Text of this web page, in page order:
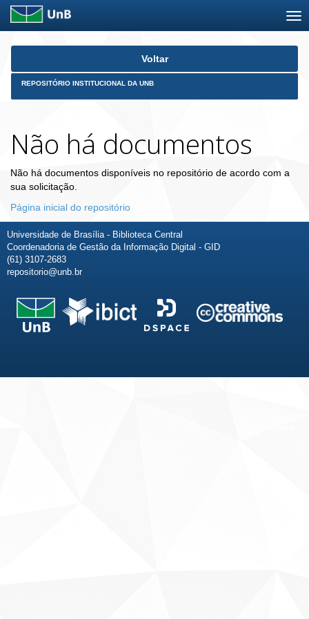
Skip
Voltar
REPOSITÓRIO INSTITUCIONAL DA UNB
Não há documentos
Não há documentos disponíveis no repositório de acordo com a
sua solicitação.
Página inicial do repositório
Universidade de Brasília - Biblioteca Central
Coordenadoria de Gestão da Informação Digital - GID
(61) 3107-2683
repositorio@unb.br